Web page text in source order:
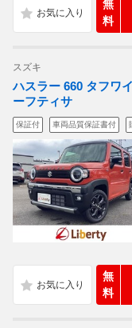
無
料
スズキ
ハスラー 660 タフワ
ーフティサ
保証付 車両品質保証書付
無
料